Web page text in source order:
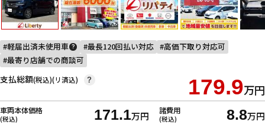
軽届出済未使用車 ? 最長120回払い対応
高価下取り対応可
最寄り店舗での商談可
支払総額(税込)(リ済込) 179.9万円
?
車両本体価格
(税込) 171.1万円 諸費用
(税込) 8.8万円